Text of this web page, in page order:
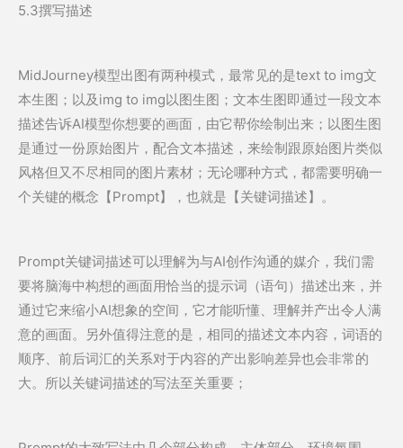
5.3撰写描述
MidJourney模型出图有两种模式，最常见的是text to img文
本生图；以及img to img以图生图；文本生图即通过一段文本
描述告诉AI模型你想要的画面，由它帮你绘制出来；以图生图
是通过一份原始图片，配合文本描述，来绘制跟原始图片类似
风格但又不尽相同的图片素材；无论哪种方式，都需要明确一
个关键的概念【Prompt】，也就是【关键词描述】。
Prompt关键词描述可以理解为与AI创作沟通的媒介，我们需
要将脑海中构想的画面用恰当的提示词（语句）描述出来，并
通过它来缩小AI想象的空间，它才能听懂、理解并产出令人满
意的画面。另外值得注意的是，相同的描述文本内容，词语的
顺序、前后词汇的关系对于内容的产出影响差异也会非常的
大。所以关键词描述的写法至关重要；